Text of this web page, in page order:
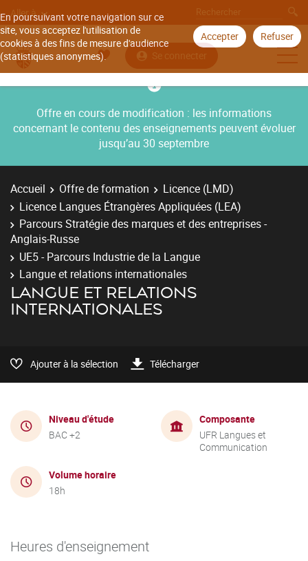
En poursuivant votre navigation sur ce
site, vous acceptez l'utilisation de
cookies à des fins de mesure d'audience
(statistiques anonymes).
Accepter Refuser
Aller à
Se connecter
Offre en cours de modification : les informations
concernant le contenu des enseignements peuvent évoluer
jusqu’au 30 septembre
Accueil Offre de formation
Licence (LMD)
Licence Langues Étrangères Appliquées (LEA)
Parcours Stratégie des marques et des entreprises -
Anglais-Russe
UE5 - Parcours Industrie de la Langue
Langue et relations internationales
LANGUE ET RELATIONS
INTERNATIONALES
Ajouter à la sélection Télécharger
Niveau d'étude
BAC +2
Composante
UFR Langues et
Communication
Volume horaire
18h
Heures d'enseignement